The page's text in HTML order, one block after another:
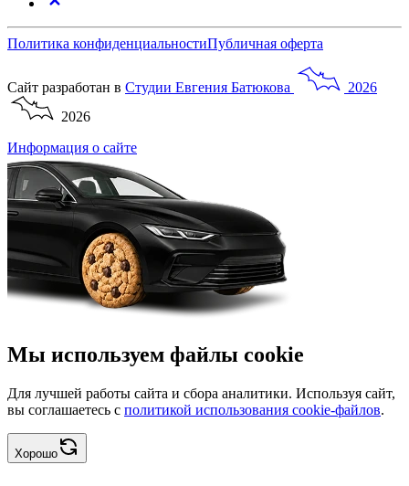
Политика конфиденциальностиПубличная оферта
Сайт разработан в Студии Евгения Батюкова
2026
2026
Информация о сайте
Мы используем файлы cookie
Для лучшей работы сайта и сбора аналитики. Используя сайт,
вы соглашаетесь с политикой использования cookie-файлов.
Хорошо